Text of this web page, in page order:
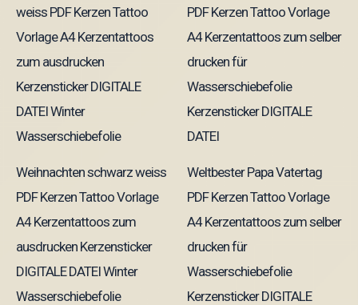
Weihnachten schwarz weiss
PDF Kerzen Tattoo Vorlage
A4 Kerzentattoos zum
ausdrucken Kerzensticker
DIGITALE DATEI Winter
Wasserschiebefolie
Weltbester Papa Vatertag
PDF Kerzen Tattoo Vorlage
A4 Kerzentattoos zum selber
drucken für
Wasserschiebefolie
Kerzensticker DIGITALE